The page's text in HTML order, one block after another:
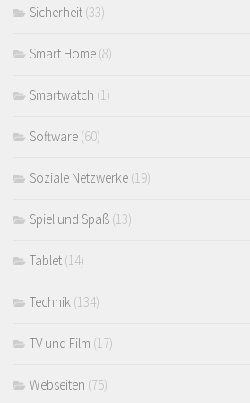
Sicherheit (33)
Smart Home (8)
Smartwatch (1)
Software (60)
Soziale Netzwerke (19)
Spiel und Spaß (13)
Tablet (14)
Technik (134)
TV und Film (17)
Webseiten (75)